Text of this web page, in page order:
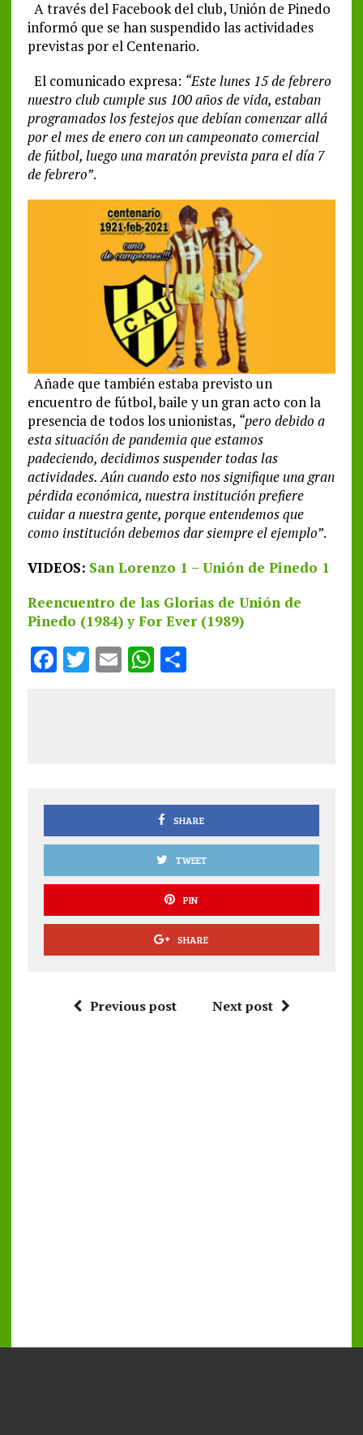
A través del Facebook del club, Unión de Pinedo
informó que se han suspendido las actividades
previstas por el Centenario.
El comunicado expresa: “Este lunes 15 de febrero
nuestro club cumple sus 100 años de vida, estaban
programados los festejos que debían comenzar allá
por el mes de enero con un campeonato comercial
de fútbol, luego una maratón prevista para el día 7
de febrero”.
Añade que también estaba previsto un
encuentro de fútbol, baile y un gran acto con la
presencia de todos los unionistas, “pero debido a
esta situación de pandemia que estamos
padeciendo, decidimos suspender todas las
actividades. Aún cuando esto nos signifique una gran
pérdida económica, nuestra institución prefiere
cuidar a nuestra gente, porque entendemos que
como institución debemos dar siempre el ejemplo”.
VIDEOS: San Lorenzo 1 – Unión de Pinedo 1
Reencuentro de las Glorias de Unión de
Pinedo (1984) y For Ever (1989)
F
k
T E W
p
S
SHARE
TWEET
PIN
SHARE
Previous post Next post